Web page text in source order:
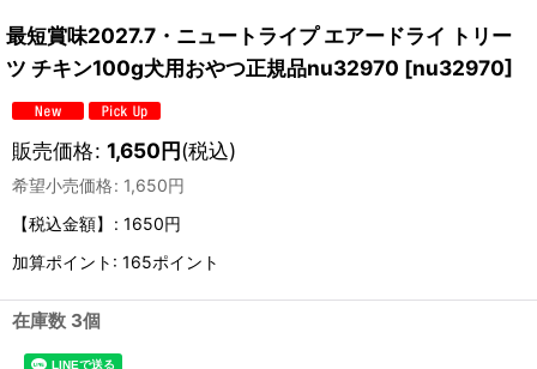
最短賞味2027.7・ニュートライプ エアードライ トリー
ツ チキン100g犬用おやつ正規品nu32970 [nu32970]
販売価格: 1,650円(税込)
希望小売価格: 1,650円
【税込金額】
: 1650円
加算ポイント: 165ポイント
在庫数 3個